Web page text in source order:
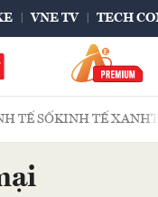
VNE TV TECH
TẾ SỐKINH TẾ XANH